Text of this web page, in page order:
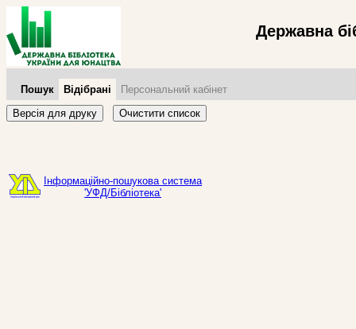
Державна
Пошук Відібрані
Персональний кабінет
Версія для друку
Очистити список
Інформаційно-пошукова система
'УФД/Бібліотека'